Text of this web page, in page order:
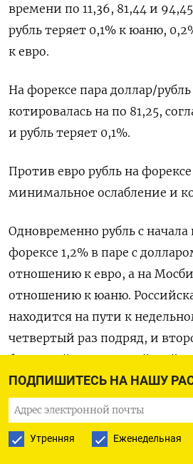
ПОДПИШИТЕСЬ НА НАШУ
Утренняя Еженедельная
времени по 11,36, 81,44 и
рубль теряет 0,1% к юаню,
к евро.
На форексе пара доллар/рубль
котировалась на по 81,25,
и рубль теряет 0,1%.
Против евро рубль на
минимальное ослабление и
Одновременно рубль с начала
форексе 1,2% в паре с
отношению к евро, а на
отношению к юаню.
находится на пути к
четвертый раз подряд, и
биржевой паре с китайской
Против юаня рубль в среду
максимального с начала
форексе российская валюта